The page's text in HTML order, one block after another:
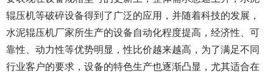
辊压机等破碎设备得到了广泛的应用，并随着科技的发展，
水泥辊压机厂家所生产的设备自动化程度提高，经济性、可
靠性、动力性等优势明显，性比价越来越高，为了满足不同
行业客户的要求，设备的特色生产也逐渐凸显，尤其适合在